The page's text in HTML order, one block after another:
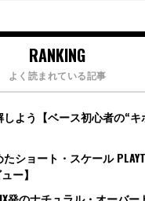
RANKING
よく読まれている記事
よう【ベース初心者の“キ
ショート・スケール
ー】